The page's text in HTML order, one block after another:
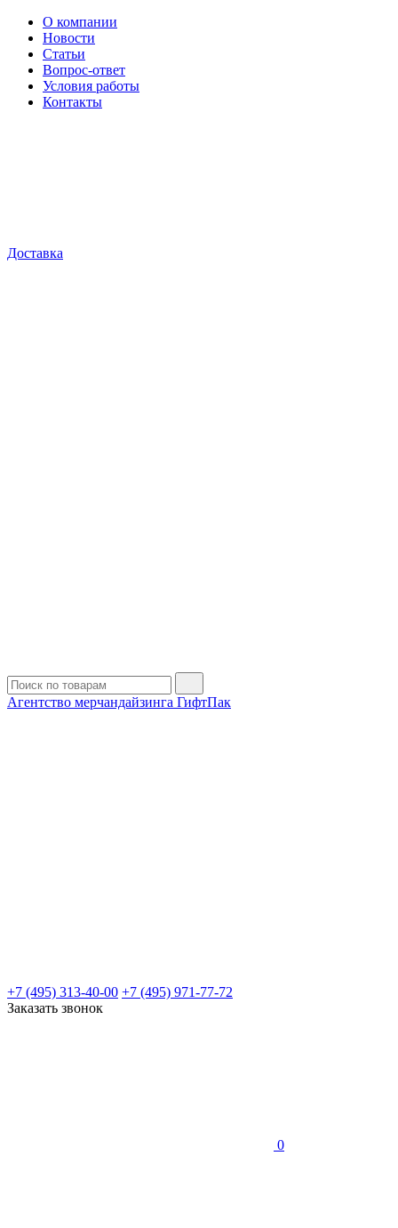
О компании
Новости
Статьи
Вопрос-ответ
Условия работы
Контакты
Доставка
Агентство мерчандайзинга ГифтПак
+7 (495) 313-40-00 +7 (495) 971-77-72
Заказать звонок
0